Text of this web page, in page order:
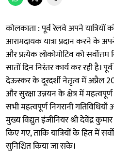
कोलकाता : पूर्व रेलवे अपने
आरामदायक यात्रा प्रदान करने के
और प्रत्येक लोकोमोटिव को
सातों दिन निरंतर कार्य कर रही है।
देऊस्कर के दूरदर्शी नेतृत्व में अप्रैल
और सुरक्षा उन्नयन के क्षेत्र में
सभी महत्वपूर्ण निगरानी
मुख्य विद्युत इंजीनियर श्री देवेंद्र
किए गए, ताकि यात्रियों के हित में
सुनिश्चित किया जा सके।